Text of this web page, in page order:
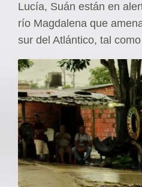
Lucía, Suán están en
río Magdalena que
sur del Atlántico, tal